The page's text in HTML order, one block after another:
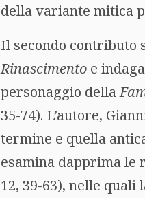
della variante mitica
Il secondo contributo
Rinascimento e
personaggio della
35-74). L’autore,
termine e quella
esamina dapprima
12, 39-63), nelle